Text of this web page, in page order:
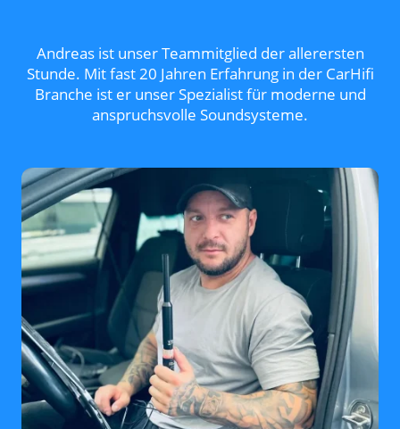
Andreas ist unser Teammitglied der allerersten
Stunde. Mit fast 20 Jahren Erfahrung in der CarHifi
Branche ist er unser Spezialist für moderne und
anspruchsvolle Soundsysteme.